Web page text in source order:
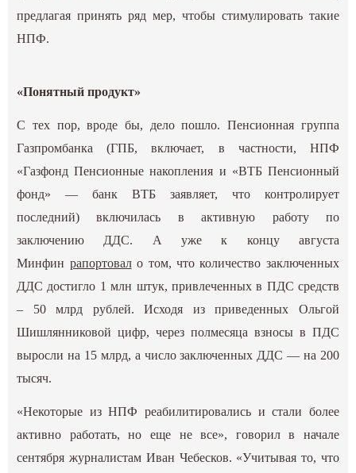
предлагая принять ряд мер, чтобы стимулировать такие
НПФ.
«Понятный продукт»
С тех пор, вроде бы, дело пошло. Пенсионная группа
Газпромбанка (ГПБ, включает, в частности, НПФ
«Газфонд Пенсионные накопления и «ВТБ Пенсионный
фонд» — банк ВТБ заявляет, что контролирует
последний) включилась в активную работу по
заключению ДДС. А уже к концу августа
Минфин рапортовало том, что количество заключенных
ДДС достигло 1 млн штук, привлеченных в ПДС средств
– 50 млрд рублей. Исходя из приведенных Ольгой
Шишлянниковой цифр, через полмесяца взносы в ПДС
выросли на 15 млрд, а число заключенных ДДС — на 200
тысяч.
«Некоторые из НПФ реабилитировались и стали более
активно работать, но еще не все», говорил в начале
сентября журналистам Иван Чебесков. «Учитывая то, что